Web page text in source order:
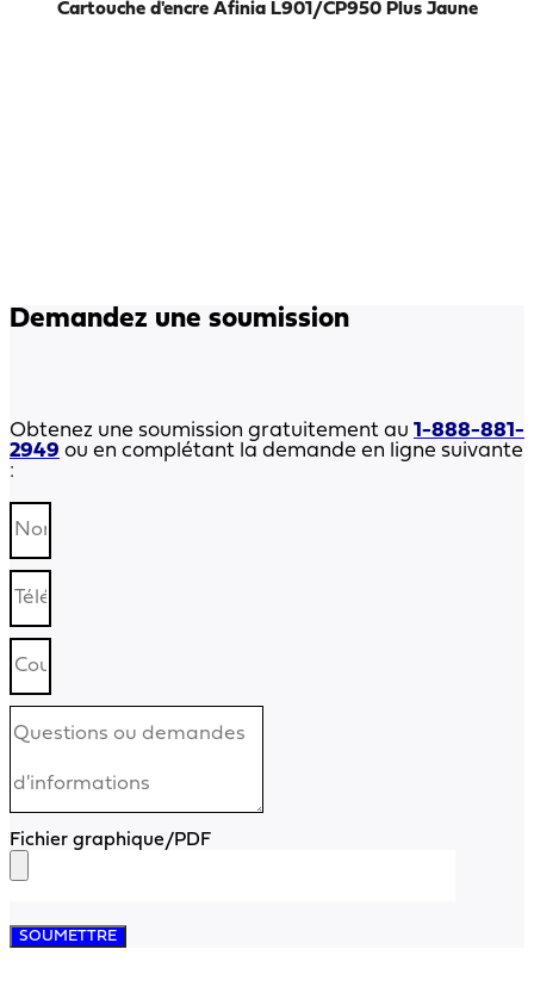
Cartouche d'encre Afinia L901/CP950 Plus Jaune
Demandez une soumission
Obtenez une soumission gratuitement au 1-888-881-
2949 ou en complétant la demande en ligne suivante
:
Fichier graphique/PDF
SOUMETTRE